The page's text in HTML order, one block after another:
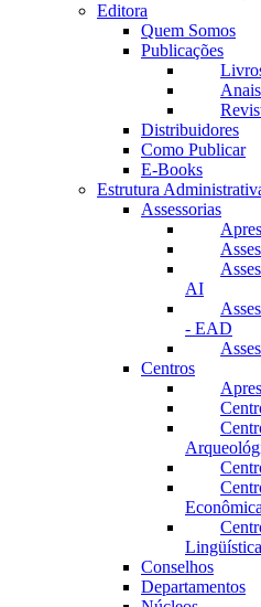
Editora
Quem Somos
Publicações
Distribuidores
Como Publicar
E-Books
Estrutura
Assessorias
AI
- EAD
Centros
Conselhos
Departamentos